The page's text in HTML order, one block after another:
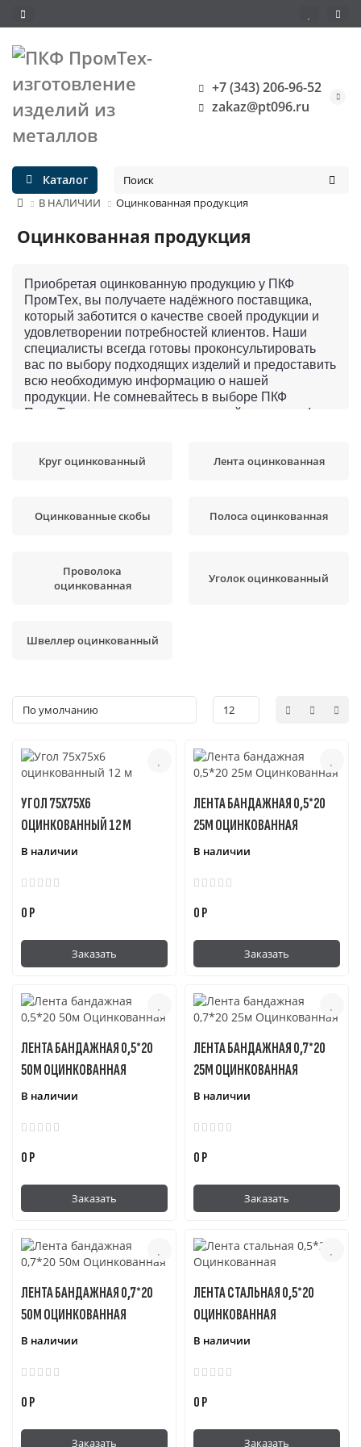
+7 (343) 206-96-52
zakaz@pt096.ru
Каталог
В НАЛИЧИИ Оцинкованная продукция
Оцинкованная продукция
Приобретая оцинкованную продукцию у ПКФ
ПромТех, вы получаете надёжного поставщика,
который заботится о качестве своей продукции и
удовлетворении потребностей клиентов. Наши
специалисты всегда готовы проконсультировать
вас по выбору подходящих изделий и предоставить
всю необходимую информацию о нашей
продукции. Не сомневайтесь в выборе ПКФ
ПромТех для покупки оцинкованной продукции!
Круг оцинкованный Лента оцинкованная
Оцинкованные скобы Полоса оцинкованная
Проволока
оцинкованная
Уголок оцинкованный
Швеллер оцинкованный
УГОЛ 75Х75Х6
ОЦИНКОВАННЫЙ 12 М
В наличии
0 Р
Заказать
ЛЕНТА БАНДАЖНАЯ 0,5*20
25М ОЦИНКОВАННАЯ
В наличии
0 Р
Заказать
ЛЕНТА БАНДАЖНАЯ 0,5*20
50М ОЦИНКОВАННАЯ
В наличии
0 Р
Заказать
ЛЕНТА БАНДАЖНАЯ 0,7*20
25М ОЦИНКОВАННАЯ
В наличии
0 Р
Заказать
ЛЕНТА БАНДАЖНАЯ 0,7*20
50М ОЦИНКОВАННАЯ
В наличии
0 Р
Заказать
ЛЕНТА СТАЛЬНАЯ 0,5*20
ОЦИНКОВАННАЯ
В наличии
0 Р
Заказать